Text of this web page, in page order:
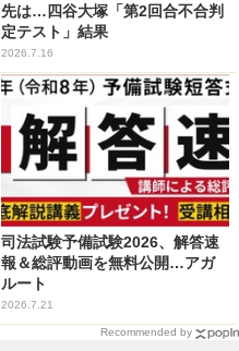
先は…四谷大塚「第2回合不合判
定テスト」結果
2026.7.16
司法試験予備試験2026、解答速
報＆総評動画を無料公開…アガ
ルート
2026.7.21
Recommended by